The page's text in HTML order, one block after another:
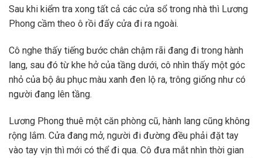
Sau khi kiểm tra xong tất cả các cửa sổ trong nhà thì Lương
Phong cầm theo ô rồi đẩy cửa đi ra ngoài.
Cô nghe thấy tiếng bước chân chậm rãi đang đi trong hành
lang, sau đó từ khe hở của tầng dưới, cô nhìn thấy một góc
nhỏ của bộ âu phục màu xanh đen lộ ra, trông giống như có
người đang lên tầng.
Lương Phong thuê một căn phòng cũ, hành lang cũng không
rộng lắm. Cửa đang mở, người đi đường đều phải đặt tay
vào tay vịn thì mới có thể đi qua. Cô đưa mắt nhìn thời gian